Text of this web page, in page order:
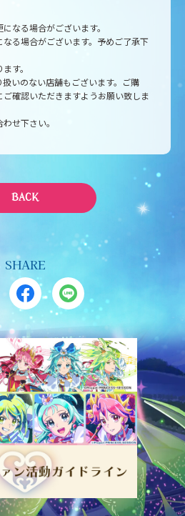
なる場合がございます。
る場合がございます。予めご了承下
す。
いのない店舗もございます。ご購
ご確認いただきますようお願い致しま
せ下さい。
BACK
SHARE